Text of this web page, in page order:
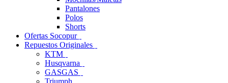
Pantalones
Polos
Shorts
Ofertas Socopur
Repuestos Originales
KTM
Husqvarna
GASGAS
Triumph